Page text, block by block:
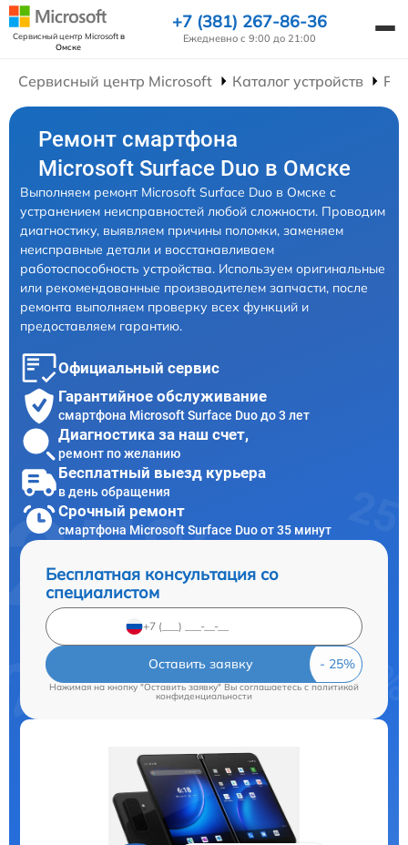
Сервисный центр Microsoftв
Омске
+7 (381) 267-86-36
Ежедневно с 9:00 до 21:00
Сервисный центр Microsoft Каталог устройств
Ремонт смартфона
Microsoft Surface Duo в Омске
Выполняем ремонт Microsoft Surface Duo в Омске с
устранением неисправностей любой сложности. Проводим
диагностику, выявляем причины поломки, заменяем
неисправные детали и восстанавливаем
работоспособность устройства. Используем оригинальные
или рекомендованные производителем запчасти, после
ремонта выполняем проверку всех функций и
предоставляем гарантию.
Официальный сервис
Гарантийное обслуживание
смартфона Microsoft Surface Duo до 3 лет
Диагностика за наш счет,
ремонт по желанию
Бесплатный выезд курьера
в день обращения
Срочный ремонт
смартфона Microsoft Surface Duo от 35 минут
Бесплатная консультация со
специалистом
Оставить заявку
Нажимая на кнопку "Оставить заявку" Вы соглашаетесь cполитикой
конфиденциальности